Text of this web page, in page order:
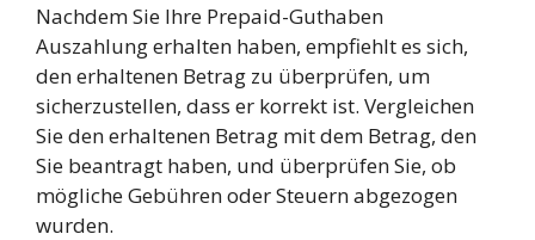
Nachdem Sie Ihre Prepaid-Guthaben
Auszahlung erhalten haben, empfiehlt es sich,
den erhaltenen Betrag zu überprüfen, um
sicherzustellen, dass er korrekt ist. Vergleichen
Sie den erhaltenen Betrag mit dem Betrag, den
Sie beantragt haben, und überprüfen Sie, ob
mögliche Gebühren oder Steuern abgezogen
wurden.